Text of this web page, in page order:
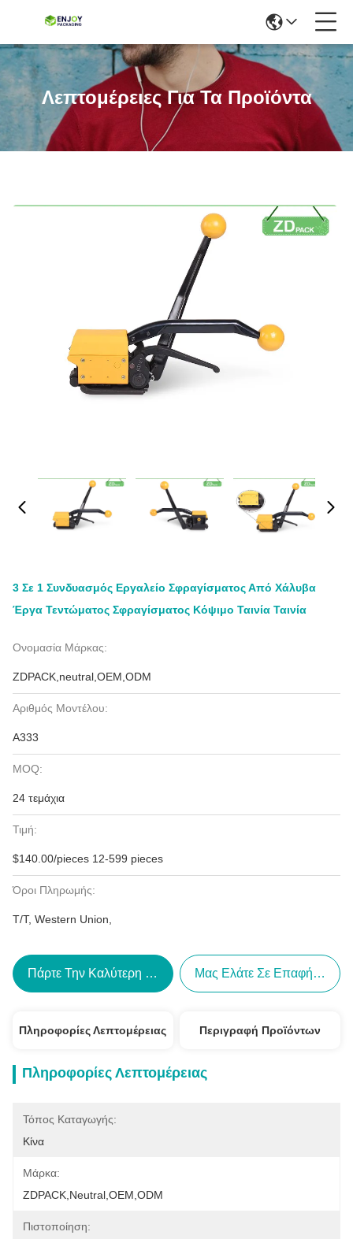
Λεπτομέρειες Για Τα Προϊόντα
3 Σε 1 Συνδυασμός Εργαλείο Σφραγίσματος Από Χάλυβα
Έργα Τεντώματος Σφραγίσματος Κόψιμο Ταινία Ταινία
Ονομασία Μάρκας:
ZDPACK,neutral,OEM,ODM
Αριθμός Μοντέλου:
A333
MOQ:
24 τεμάχια
Τιμή:
$140.00/pieces 12-599 pieces
Όροι Πληρωμής:
T/T, Western Union,
Πάρτε Την Καλύτερη Τιμή Μας Ελάτε Σε Επαφή Με
Πληροφορίες Λεπτομέρειας Περιγραφή Προϊόντων
Πληροφορίες Λεπτομέρειας
Τόπος Καταγωγής:
Κίνα
Μάρκα:
ZDPACK,neutral,OEM,ODM
Πιστοποίηση: